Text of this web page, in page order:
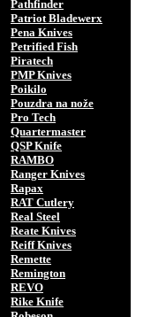
Pathfinder
Patriot Bladewerx
Pena Knives
Petrified Fish
Piratech
PMP Knives
Poikilo
Pouzdra na nože
Pro Tech
Quartermaster
QSP Knife
RAMBO
Ranger Knives
Rapax
RAT Cutlery
Real Steel
Reate Knives
Reiff Knives
Remette
Remington
REVO
Rike Knife